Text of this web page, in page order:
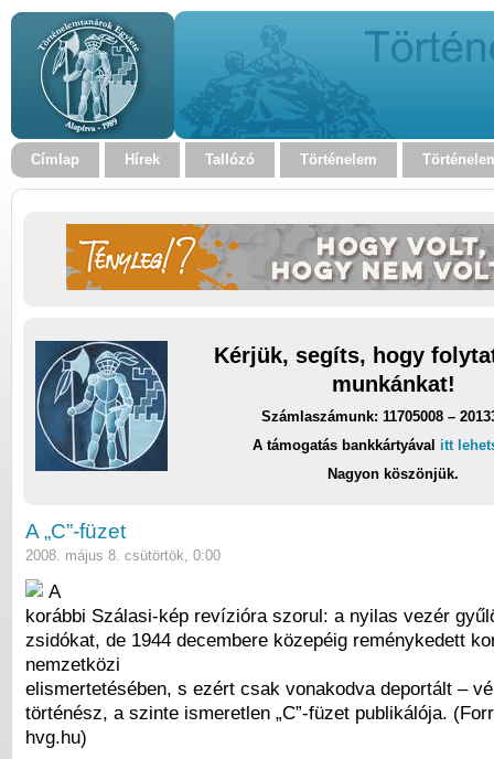
Címlap Hírek Tallózó Történelem
Kérjük, segíts, hogy
munkánkat!
Számlaszámunk: 11705008 –
A támogatás bankkártyával itt
Nagyon köszönjük.
A „C”-füzet
2008. május 8. csütörtök, 0:00
A
korábbi Szálasi-kép revízióra szorul: a nyilas vezér
zsidókat, de 1944 decembere közepéig reménykedett
nemzetközi
elismertetésében, s ezért csak vonakodva deportált –
történész, a szinte ismeretlen „C”-füzet publikálója.
hvg.hu)